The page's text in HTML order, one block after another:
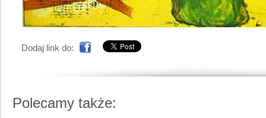
Dodaj link do:
Polecamy także: